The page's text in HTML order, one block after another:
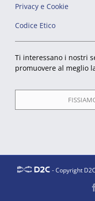
Privacy e Cookie
Codice Etico
Ti interessano i nostri
promuovere al meglio
- Copyright